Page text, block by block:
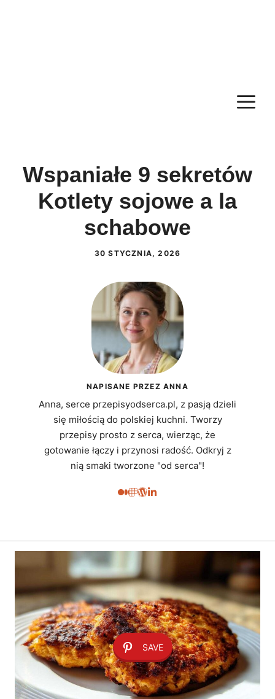
Wspaniałe 9 sekretów
Kotlety sojowe a la
schabowe
30 STYCZNIA, 2026
NAPISANE PRZEZ ANNA
Anna, serce przepisyodserca.pl, z pasją dzieli
się miłością do polskiej kuchni. Tworzy
przepisy prosto z serca, wierząc, że
gotowanie łączy i przynosi radość. Odkryj z
nią smaki tworzone "od serca"!
SAVE